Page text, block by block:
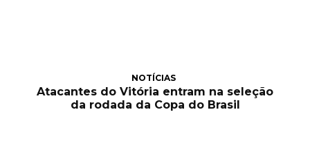
NOTÍCIAS
Atacantes do Vitória entram na seleção
da rodada da Copa do Brasil